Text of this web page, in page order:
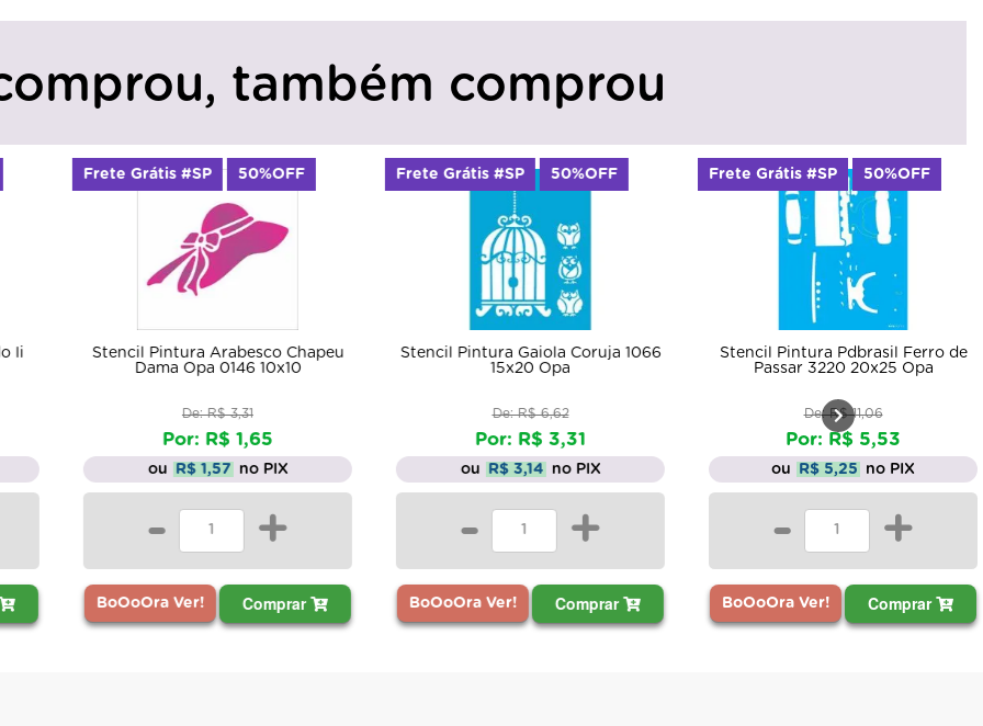
também comprou
Arabesco Chapeu
Opa 0146 10x10
R$ 1,57
Ver! Comprar
#SP 50%OFF
Stencil Pintura Gaiola Coruja 1066
R$ 3,14
BoOoOra Ver! Comprar
Frete Grátis #SP 50%OFF
Stencil Pintura Pdbrasil Ferro de
Passar 3220 20x25 Opa
R$ 5,25
BoOoOra Ver! Comprar
Frete Grátis #SP 50%OFF
Stencil
BoOoOra
Frete Grátis